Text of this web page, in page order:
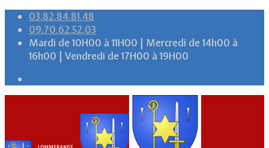
03.82.84.81.48
09.70.62.52.03
Mardi de 10H00 à 11H00 | Mercredi de 14h00 à
16h00 | Vendredi de 17H00 à 19H00